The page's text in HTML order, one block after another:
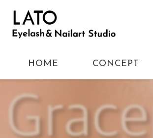
HOME CONCEPT